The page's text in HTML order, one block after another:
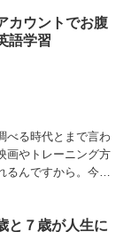
カウントでお腹
語学習
べる時代とまで言わ
画やトレーニング方
るんですから。今回
と７歳が人生に